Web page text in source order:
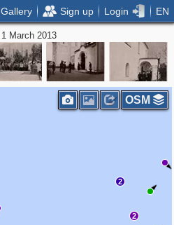
Gallery Sign up Login EN
March 2013
2
2
OSM